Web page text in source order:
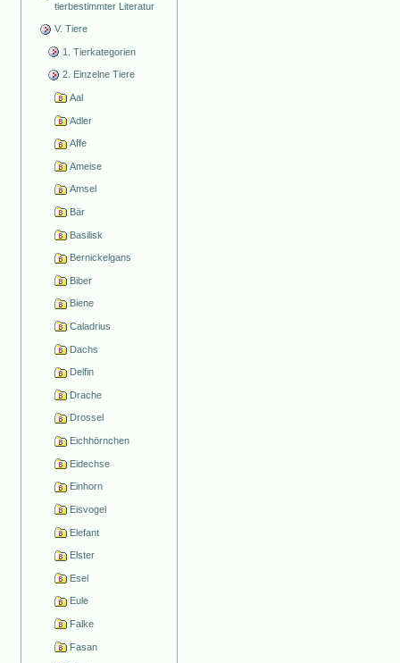
tierbestimmter Literatur
V. Tiere
1. Tierkategorien
2. Einzelne Tiere
Aal
Adler
Affe
Ameise
Amsel
Bär
Basilisk
Bernickelgans
Biber
Biene
Caladrius
Dachs
Delfin
Drache
Drossel
Eichhörnchen
Eidechse
Einhorn
Eisvogel
Elefant
Elster
Esel
Eule
Falke
Fasan